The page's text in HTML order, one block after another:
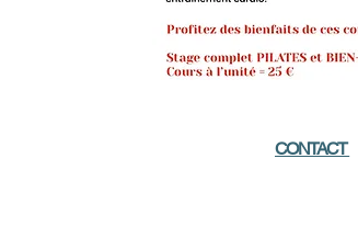
CONTACT